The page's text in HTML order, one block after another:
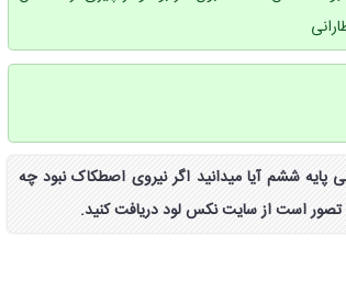
صفحه ۵۹ کتاب علوم تجربی پایه ششم آیا میدانید اگر نیروی اصطکاک نبود چه
تصور است از سایت نکس لود دریافت کنید.